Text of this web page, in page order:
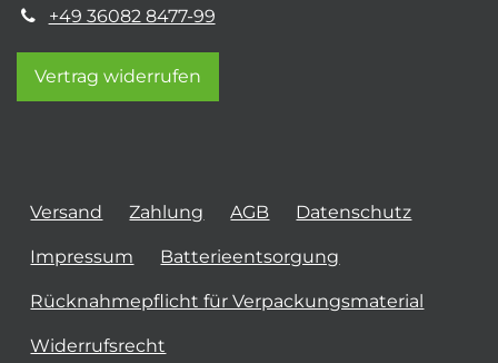
+49 36082 8477-99
Vertrag widerrufen
Versand Zahlung AGB Datenschutz
Impressum Batterieentsorgung
Rücknahmepflicht für Verpackungsmaterial
Widerrufsrecht